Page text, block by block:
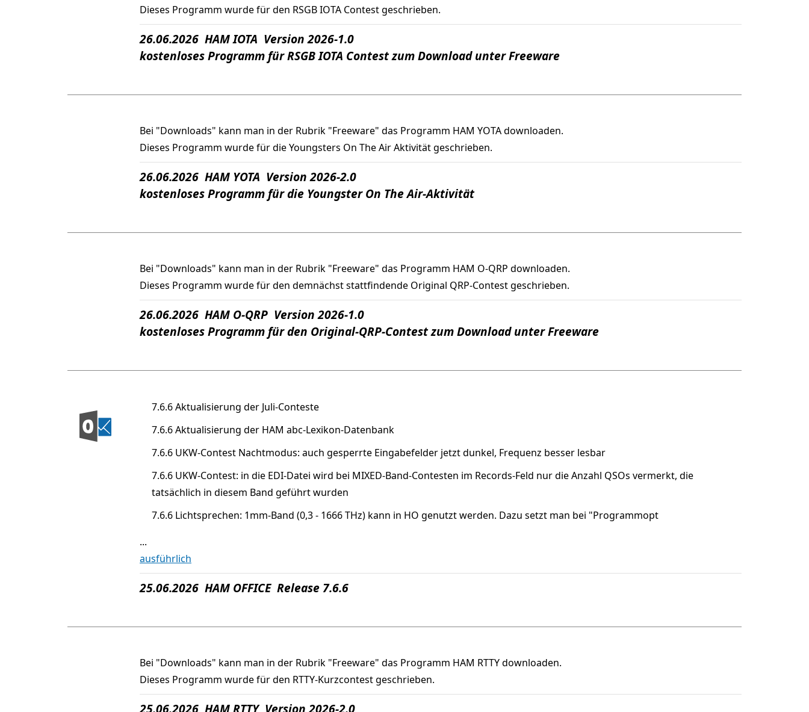
Dieses Programm wurde für den RSGB IOTA Contest geschrieben.
26.06.2026 HAM IOTA Version 2026-1.0
kostenloses Programm für RSGB IOTA Contest zum Download unter Freeware
Bei "Downloads" kann man in der Rubrik "Freeware" das Programm HAM YOTA downloaden.
Dieses Programm wurde für die Youngsters On The Air Aktivität geschrieben.
26.06.2026 HAM YOTA Version 2026-2.0
kostenloses Programm für die Youngster On The Air-Aktivität
Bei "Downloads" kann man in der Rubrik "Freeware" das Programm HAM O-QRP downloaden.
Dieses Programm wurde für den demnächst stattfindende Original QRP-Contest geschrieben.
26.06.2026 HAM O-QRP Version 2026-1.0
kostenloses Programm für den Original-QRP-Contest zum Download unter Freeware
7.6.6 Aktualisierung der Juli-Conteste
7.6.6 Aktualisierung der HAM abc-Lexikon-Datenbank
7.6.6 UKW-Contest Nachtmodus: auch gesperrte Eingabefelder jetzt dunkel, Frequenz besser lesbar
7.6.6 UKW-Contest: in die EDI-Datei wird bei MIXED-Band-Contesten im Records-Feld nur die Anzahl QSOs vermerkt, die
tatsächlich in diesem Band geführt wurden
7.6.6 Lichtsprechen: 1mm-Band (0,3 - 1666 THz) kann in HO genutzt werden. Dazu setzt man bei "Programmopt
...
ausführlich
25.06.2026 HAM OFFICE Release 7.6.6
Bei "Downloads" kann man in der Rubrik "Freeware" das Programm HAM RTTY downloaden.
Dieses Programm wurde für den RTTY-Kurzcontest geschrieben.
25.06.2026 HAM RTTY Version 2026-2.0